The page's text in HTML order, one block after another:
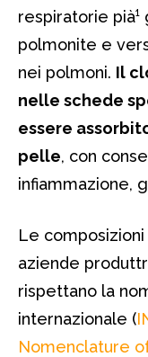
respiratorie pià¹
polmonite e
nei polmoni. Il
nelle schede
essere
pelle, con
infiammazione,
Le
aziende
rispettano la
internazionale (
Nomenclature